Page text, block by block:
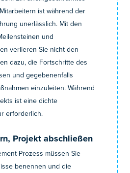
ist während der
unerlässlich. Mit den
und
verlieren Sie nicht den
dazu, die Fortschritte des
und gegebenenfalls
einzuleiten. Während
ist eine dichte
erforderlich.
Projekt abschließen
Prozess müssen Sie
benennen und die